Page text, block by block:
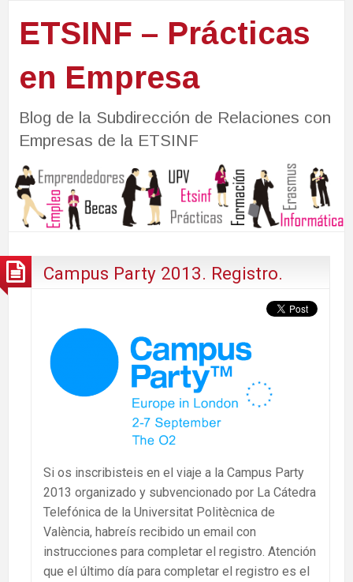
ETSINF – Prácticas
en Empresa
Blog de la Subdirección de Relaciones con
Empresas de la ETSINF
Campus Party 2013. Registro.
Si os inscribisteis en el viaje a la Campus Party
2013 organizado y subvencionado por La Cátedra
Telefónica de la Universitat Politècnica de
València, habreís recibido un email con
instrucciones para completar el registro. Atención
que el último día para completar el registro es el